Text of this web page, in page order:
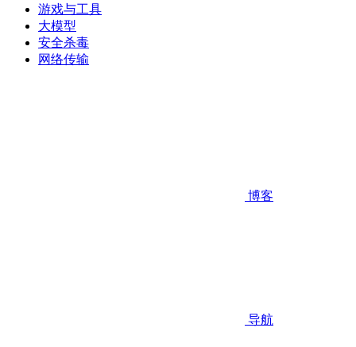
游戏与工具
大模型
安全杀毒
网络传输
博客
导航